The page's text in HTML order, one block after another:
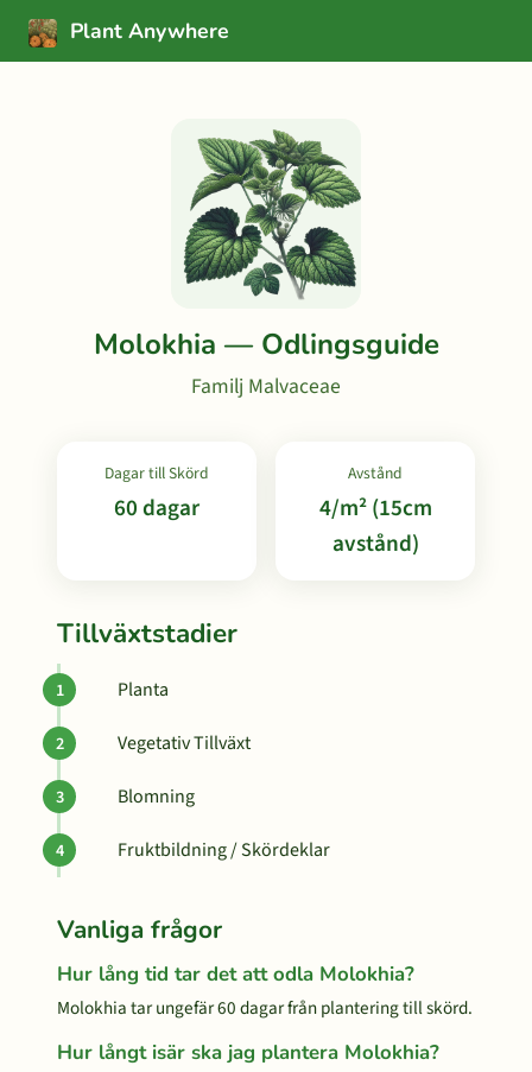
Plant Anywhere
Molokhia — Odlingsguide
Familj Malvaceae
Dagar till Skörd
60 dagar
Avstånd
4/m² (15cm
avstånd)
Tillväxtstadier
Planta
Vegetativ Tillväxt
Blomning
Fruktbildning / Skördeklar
Vanliga frågor
Hur lång tid tar det att odla Molokhia?
Molokhia tar ungefär 60 dagar från plantering till skörd.
Hur långt isär ska jag plantera Molokhia?